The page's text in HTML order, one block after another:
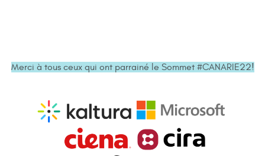
Merci à tous ceux qui ont parrainé le Sommet #CANARIE22!